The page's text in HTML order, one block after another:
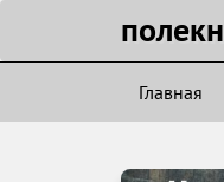
Главная